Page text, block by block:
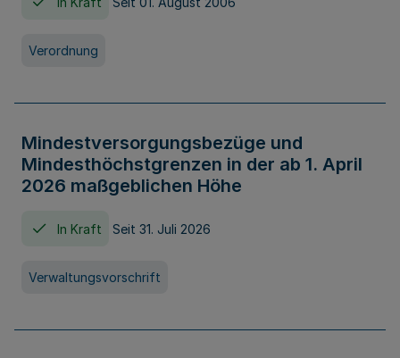
Verordnung
Mindestversorgungsbezüge und
Mindesthöchstgrenzen in der ab 1. April
2026 maßgeblichen Höhe
In Kraft Seit 31. Juli 2026
Verwaltungsvorschrift